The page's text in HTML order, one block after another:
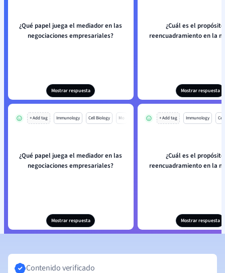
¿Qué papel juega el mediador en las
negociaciones empresariales?
Mostrar respuesta
¿Cuál es el
reencuadramiento en la
Mostrar respuesta
+ Add tag Immunology Cell Biology Mo
¿Qué papel juega el mediador en las
negociaciones empresariales?
Mostrar respuesta
+ Add tag Immunology
¿Cuál es el
reencuadramiento en la
Mostrar respuesta
Contenido verificado